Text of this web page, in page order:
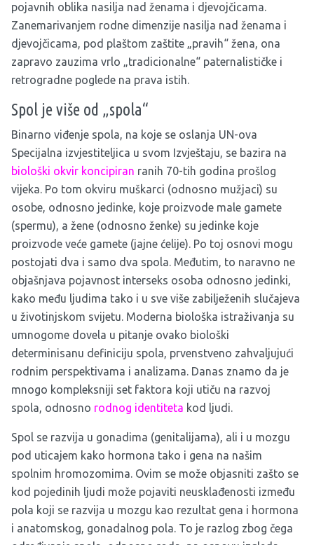
pojavnih oblika nasilja nad ženama i djevojčicama.
Zanemarivanjem rodne dimenzije nasilja nad ženama i
djevojčicama, pod plaštom zaštite „pravih“ žena, ona
zapravo zauzima vrlo „tradicionalne“ paternalističke i
retrogradne poglede na prava istih.
Spol je više od „spola“
Binarno viđenje spola, na koje se oslanja UN-ova
Specijalna izvjestiteljica u svom Izvještaju, se bazira na
biološki okvir koncipiran ranih 70-tih godina prošlog
vijeka. Po tom okviru muškarci (odnosno mužjaci) su
osobe, odnosno jedinke, koje proizvode male gamete
(spermu), a žene (odnosno ženke) su jedinke koje
proizvode veće gamete (jajne ćelije). Po toj osnovi mogu
postojati dva i samo dva spola. Međutim, to naravno ne
objašnjava pojavnost interseks osoba odnosno jedinki,
kako među ljudima tako i u sve više zabilježenih slučajeva
u životinjskom svijetu. Moderna biološka istraživanja su
umnogome dovela u pitanje ovako biološki
determinisanu definiciju spola, prvenstveno zahvaljujući
rodnim perspektivama i analizama. Danas znamo da je
mnogo kompleksniji set faktora koji utiču na razvoj
spola, odnosno rodnog identiteta kod ljudi.
Spol se razvija u gonadima (genitalijama), ali i u mozgu
pod uticajem kako hormona tako i gena na našim
spolnim hromozomima. Ovim se može objasniti zašto se
kod pojedinih ljudi može pojaviti neusklađenosti između
pola koji se razvija u mozgu kao rezultat gena i hormona
i anatomskog, gonadalnog pola. To je razlog zbog čega